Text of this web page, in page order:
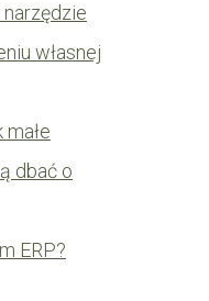
własnej
dbać o
ERP?